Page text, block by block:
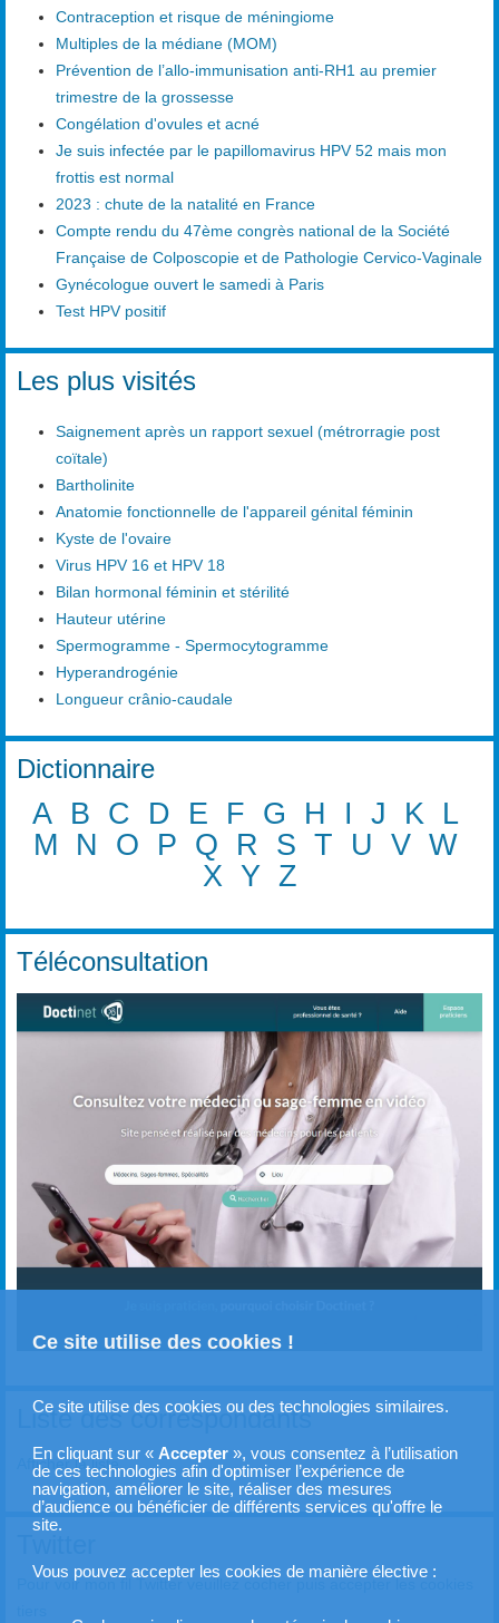
Ce site utilise des cookies !
Ce site utilise des cookies ou des technologies similaires.
En cliquant sur « Accepter», vous consentez à l’utilisation
de ces technologies afin d'optimiser l’expérience de
navigation, améliorer le site, réaliser des mesures
d’audience ou bénéficier de différents services qu'offre le
site.
Vous pouvez accepter les cookies de manière élective :
Contraception et risque de méningiome
Multiples de la médiane (MOM)
Prévention de l’allo-immunisation anti-RH1 au premier
trimestre de la grossesse
Congélation d'ovules et acné
Je suis infectée par le papillomavirus HPV 52 mais mon
frottis est normal
2023 : chute de la natalité en France
Compte rendu du 47ème congrès national de la Société
Française de Colposcopie et de Pathologie Cervico-Vaginale
Gynécologue ouvert le samedi à Paris
Test HPV positif
Les plus visités
Saignement après un rapport sexuel (métrorragie post
coïtale)
Bartholinite
Anatomie fonctionnelle de l'appareil génital féminin
Kyste de l'ovaire
Virus HPV 16 et HPV 18
Bilan hormonal féminin et stérilité
Hauteur utérine
Spermogramme - Spermocytogramme
Hyperandrogénie
Longueur crânio-caudale
Dictionnaire
A B C D E F G H I J K
L
M
N O P Q R S T U V W
X Y Z
Téléconsultation
Liste des correspondants
Afficher la liste
Pour voir mon fil Twitter veuillez cocher puis accepter les cookies